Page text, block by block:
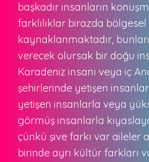
başkadır insanların
farklılıklar birazda
kaynaklanmaktadır,
verecek olursak bir doğu
Karadeniz insanı veya iç
şehirlerinde yetişen
yetişen insanlarla veya
görmüş insanlarla
çünkü şive farkı var aileler
birinde ayrı kültür farkları